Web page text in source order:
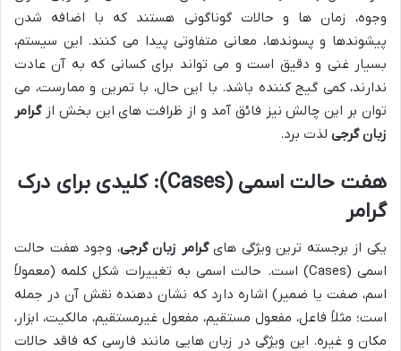
وجوه، زمان ها و حالات گوناگونی هستند که با اضافه شدن
پیشوندها و پسوندها، معانی متفاوتی پیدا می کنند. این سیستم،
بسیار غنی و دقیق است و می تواند برای کسانی که به آن عادت
ندارند، کمی گیج کننده باشد. با این حال، با تمرین و ممارست، می
توان بر این چالش نیز فائق آمد و از ظرافت های این بخش ازگرامر
زبان گرجی لذت برد.
هفت حالت اسمی (Cases): کلیدی برای درک
گرامر
یکی از برجسته ترین ویژگی هایگرامر زبان گرجی، وجود هفت حالت
اسمی (Cases) است. حالت اسمی به تغییرات شکل کلمه (معمولاً
اسم، صفت یا ضمیر) اشاره دارد که نشان دهنده نقش آن در جمله
است؛ مثلاً فاعل، مفعول مستقیم، مفعول غیرمستقیم، مالکیت، ابزار،
مکان و غیره. این ویژگی در زبان هایی مانند فارسی که فاقد حالات